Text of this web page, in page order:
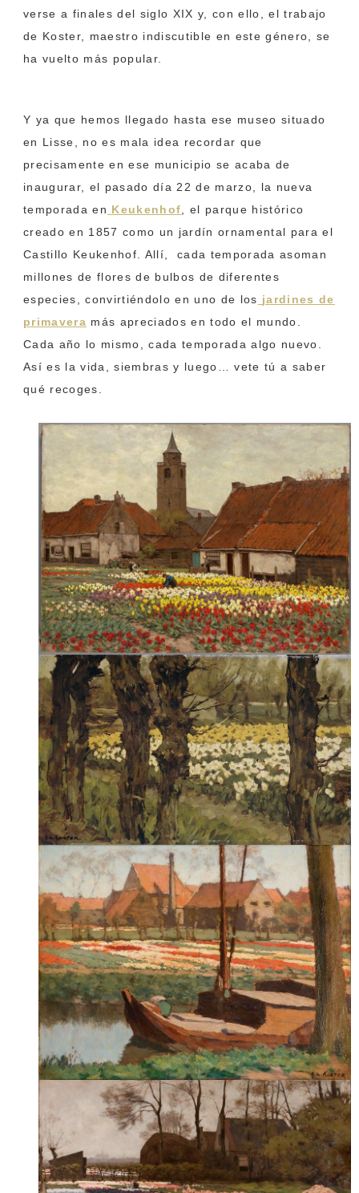
verse a finales del siglo XIX y, con ello, el trabajo
de Koster, maestro indiscutible en este género, se
ha vuelto más popular.
Y ya que hemos llegado hasta ese museo situado
en Lisse, no es mala idea recordar que
precisamente en ese municipio se acaba de
inaugurar, el pasado día 22 de marzo, la nueva
temporada en Keukenhof , el parque histórico
creado en 1857 como un jardín ornamental para el
Castillo Keukenhof. Allí, cada temporada asoman
millones de flores de bulbos de diferentes
especies, convirtiéndolo en uno de los jardines de
primavera más apreciados en todo el mundo.
Cada año lo mismo, cada temporada algo nuevo.
Así es la vida, siembras y luego… vete tú a saber
qué recoges.